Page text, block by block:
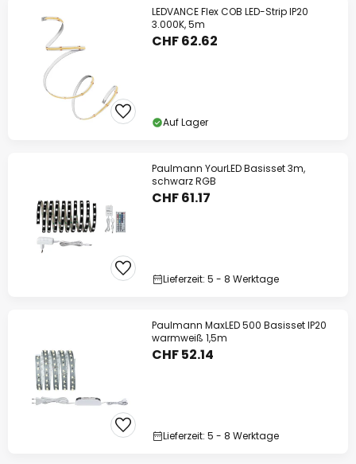
LEDVANCE Flex COB LED-Strip IP20
3.000K, 5m
CHF 62.62
Auf Lager
Paulmann YourLED Basisset 3m,
schwarz RGB
CHF 61.17
Lieferzeit: 5 - 8 Werktage
Paulmann MaxLED 500 Basisset IP20
warmweiß 1,5m
CHF 52.14
Lieferzeit: 5 - 8 Werktage